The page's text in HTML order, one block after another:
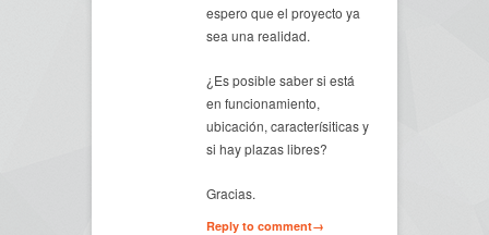
espero que el proyecto ya
sea una realidad.
¿Es posible saber si está
en funcionamiento,
ubicación, caracterísiticas y
si hay plazas libres?
Gracias.
Reply to comment→